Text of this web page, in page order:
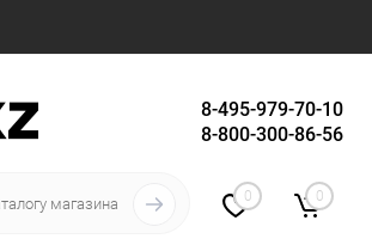
8-495-979-70-10
8-800-300-86-56
0 0